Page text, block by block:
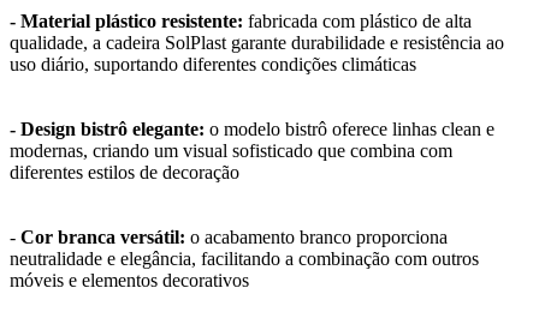
- Material plástico resistente: fabricada com plástico de alta
qualidade, a cadeira SolPlast garante durabilidade e resistência ao
uso diário, suportando diferentes condições climáticas
- Design bistrô elegante: o modelo bistrô oferece linhas clean e
modernas, criando um visual sofisticado que combina com
diferentes estilos de decoração
- Cor branca versátil: o acabamento branco proporciona
neutralidade e elegância, facilitando a combinação com outros
móveis e elementos decorativos